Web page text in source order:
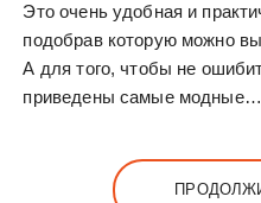
Это очень удобная и
подобрав которую можно
А для того, чтобы не
приведены самые модные…